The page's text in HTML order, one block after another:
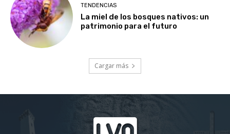
TENDENCIAS
La miel de los bosques nativos: un
patrimonio para el futuro
Cargar más